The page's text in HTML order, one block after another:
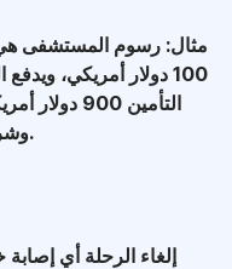
التأمين
وشركة التأمين وفقاً لشروط خطة التعرفة.
إلغاء الرحلة أي إصابة